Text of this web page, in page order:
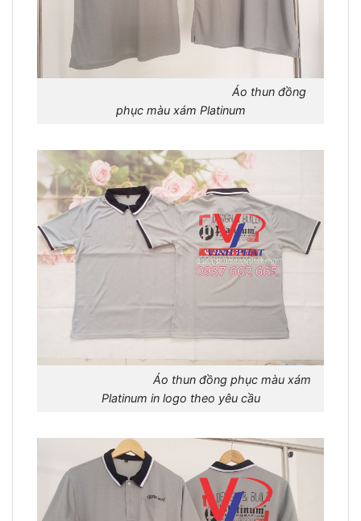
Áo thun đồng
phục màu xám Platinum
Áo thun đồng phục màu xám
Platinum in logo theo yêu cầu